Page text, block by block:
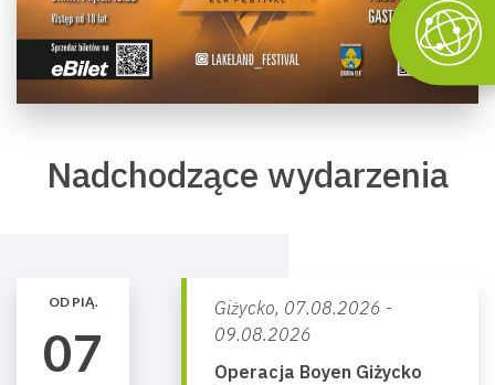
Nadchodzące wydarzenia
OD PIĄ.
07
Giżycko, 07.08.2026 -
09.08.2026
Operacja Boyen Giżycko